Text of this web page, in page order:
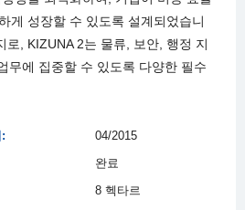
게 성장할 수 있도록 설계되었습니
로, KIZUNA 2는 물류, 보안, 행정 지
무에 집중할 수 있도록 다양한 필수
04/2015
완료
8 헥타르